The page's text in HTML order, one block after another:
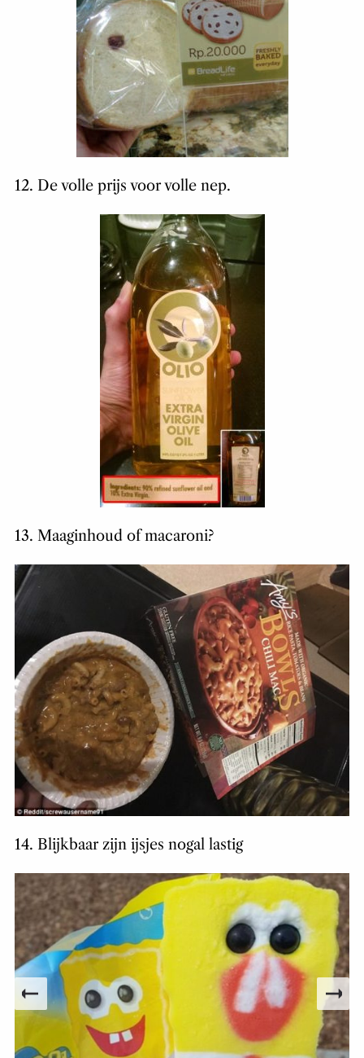
12. De volle prijs voor volle nep.
13. Maaginhoud of macaroni?
14. Blijkbaar zijn ijsjes nogal lastig